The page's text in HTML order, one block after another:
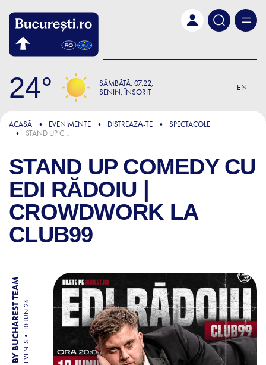
24 SÂMBĂTĂ 07:22
SENIN, ÎNSORIT
EN
ACASĂ EVENIMENTE DISTREAZǍ-TE
SPECTACOLE
STAND UP COMEDY CU EDI RĂDOIU | CROWDWORK LA CLUB99
STAND UP COMEDY CU
EDI RĂDOIU |
CROWDWORK LA
CLUB99
BY BUCHAREST TEAM EVENTS
10 JUN 26